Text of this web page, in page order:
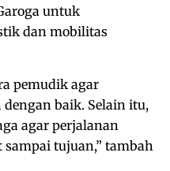
untuk
dan mobilitas
pemudik agar
baik. Selain itu,
agar perjalanan
tujuan,” tambah